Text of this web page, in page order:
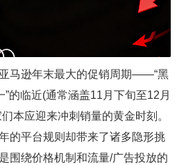
逊年末最大的促销周期——“黑
”的临近(通常涵盖11月下旬至12月
本应迎来冲刺销量的黄金时刻。
的平台规则却带来了诸多隐形挑
围绕价格机制和流量/广告投放的